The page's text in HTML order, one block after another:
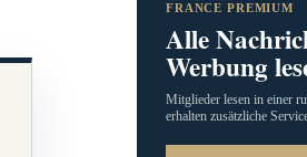
FRANCE PREMIUM
Alle
Werbung
Mitglieder lesen in einer
erhalten zusätzliche